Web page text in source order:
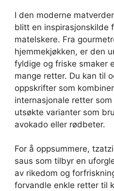
I den moderne
blitt en inspirasjonskilde
matelskere. Fra
hjemmekjøkken, er den
fyldige og friske smaker
mange retter. Du kan til
oppskrifter som
internasjonale retter
utsøkte varianter som
avokado eller rødbeter.
For å oppsummere,
saus som tilbyr en
av rikedom og
forvandle enkle retter til